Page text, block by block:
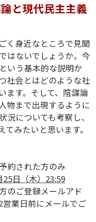
と現代民主主義
く身近なところで見聞
はないでしょうか。今
いう基本的な説明か
社会とはどのような社
ます。そして、陰謀論
物まで出現するように
況についても考察し、
みたいと思います。
された方のみ
25日（木）23:59
のご登録メールアド
業日前にメールでご
ブ
験